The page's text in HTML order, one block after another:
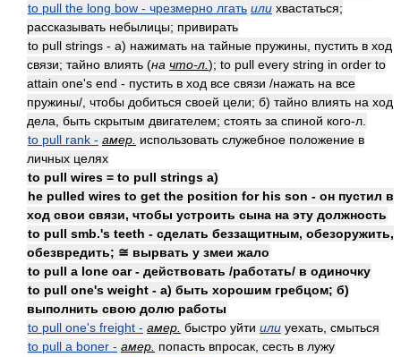
to pull the long bow - чрезмерно лгать или хвастаться;
рассказывать небылицы; привирать
to pull strings - а) нажимать на тайные пружины, пустить в ход
связи; тайно влиять (на что-л. ); to pull every string in order to
attain one's end - пустить в ход все связи /нажать на все
пружины/, чтобы добиться своей цели; б) тайно влиять на ход
дела, быть скрытым двигателем; стоять за спиной кого-л.
to pull rank - амер. использовать служебное положение в
личных целях
to pull wires = to pull strings а)
he pulled wires to get the position for his son - он пустил в
ход свои связи, чтобы устроить сына на эту должность
to pull smb.'s teeth - сделать беззащитным, обезоружить,
обезвредить; ≅ вырвать у змеи жало
to pull a lone oar - действовать /работать/ в одиночку
to pull one's weight - а) быть хорошим гребцом; б)
выполнить свою долю работы
to pull one's freight - амер. быстро уйти или уехать, смыться
to pull a boner - амер. попасть впросак, сесть в лужу